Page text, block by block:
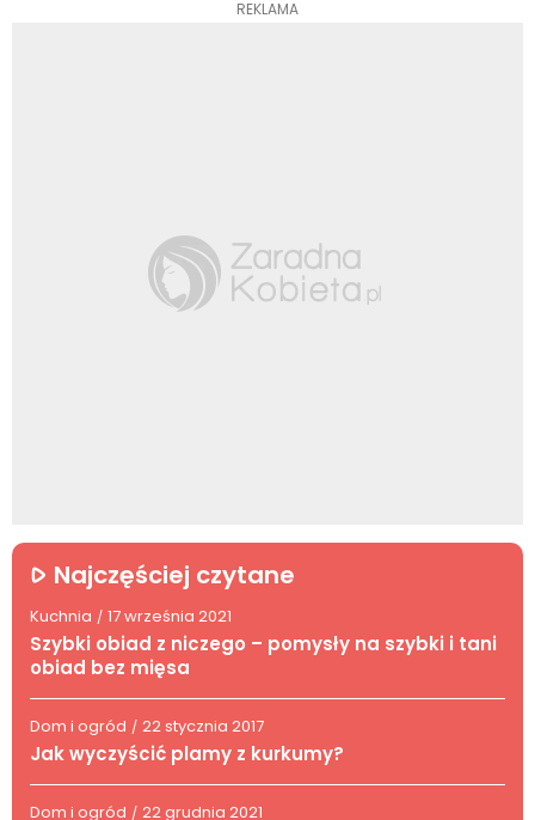
REKLAMA
Najczęściej czytane
Kuchnia / 17 września 2021
Szybki obiad z niczego – pomysły na szybki i tani
obiad bez mięsa
Dom i ogród / 22 stycznia 2017
Jak wyczyścić plamy z kurkumy?
Dom i ogród / 22 grudnia 2021